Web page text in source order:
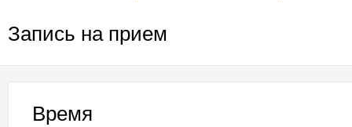
Запись на прием
Время